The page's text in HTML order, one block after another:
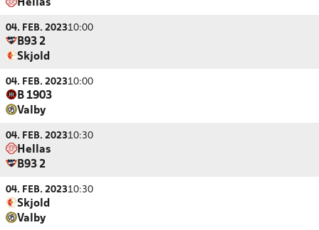
Hellas
04. FEB. 202310:00
B93 2
Skjold
04. FEB. 202310:00
B 1903
Valby
04. FEB. 202310:30
Hellas
B93 2
04. FEB. 202310:30
Skjold
Valby